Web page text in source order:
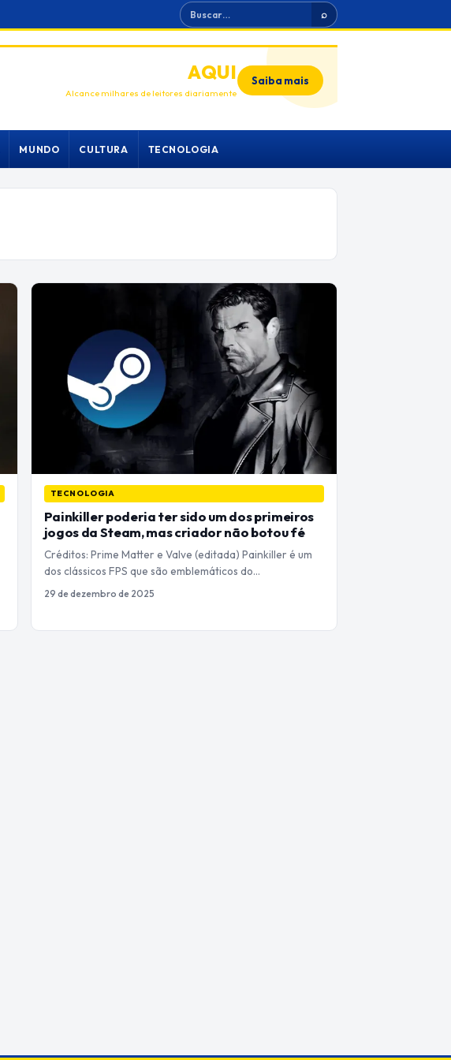
Buscar ⌕
ANUNCIEAQUI
Alcance milhares de leitores diariamente
Saiba mais
MUNDO CULTURA TECNOLOGIA
TECNOLOGIA
Painkiller poderia ter sido um dos primeiros
jogos da Steam, mas criador não botou fé
Créditos: Prime Matter e Valve (editada) Painkiller é um
dos clássicos FPS que são emblemáticos do…
29 de dezembro de 2025